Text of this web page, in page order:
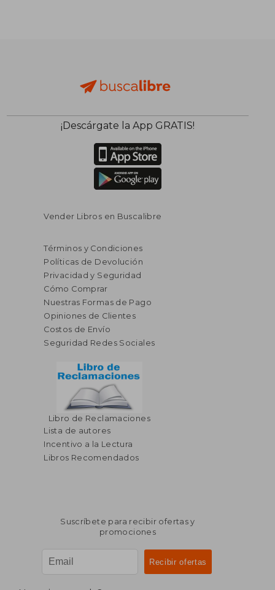
¡Descárgate la App GRATIS!
Vender Libros en Buscalibre
Términos y Condiciones
Políticas de Devolución
Privacidad y Seguridad
Cómo Comprar
Nuestras Formas de Pago
Opiniones de Clientes
Costos de Envío
Seguridad Redes Sociales
Libro de Reclamaciones
Lista de autores
Incentivo a la Lectura
Libros Recomendados
Suscríbete para recibir ofertas y
promociones